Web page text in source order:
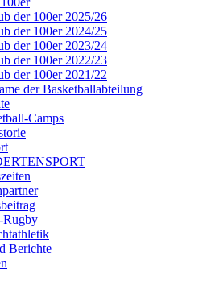
der 100er 2025/26
der 100er 2024/25
der 100er 2023/24
der 100er 2022/23
der 100er 2021/22
der Basketballabteilung
Camps
Rugby
Berichte